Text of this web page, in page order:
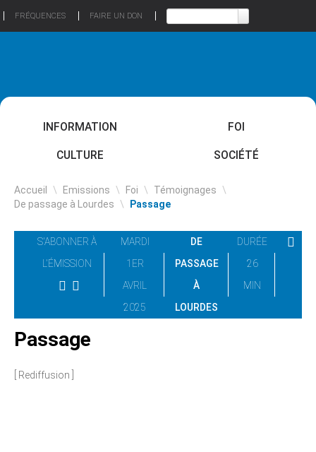
FRÉQUENCES FAIRE UN DON
INFORMATION FOI
CULTURE SOCIÉTÉ
Accueil \ Emissions \ Foi \ Témoignages \
De passage à Lourdes \ Passage
S'ABONNER À
L'ÉMISSION
MARDI
1ER
AVRIL
2025
DE
PASSAGE
À
LOURDES
DURÉE
26
MIN
Passage
[ Rediffusion ]